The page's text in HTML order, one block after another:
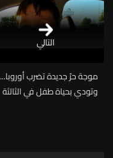
التالي
موجة حرّ جديدة تضرب أوروبا...
وتودي بحياة طفل في الثالثة